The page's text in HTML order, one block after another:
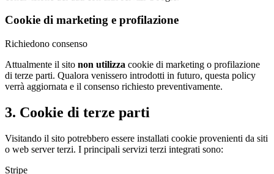
Cookie di marketing e profilazione
Richiedono consenso
Attualmente il sito non utilizza cookie di marketing o profilazione
di terze parti. Qualora venissero introdotti in futuro, questa policy
verrà aggiornata e il consenso richiesto preventivamente.
3. Cookie di terze parti
Visitando il sito potrebbero essere installati cookie provenienti da siti
o web server terzi. I principali servizi terzi integrati sono:
Stripe